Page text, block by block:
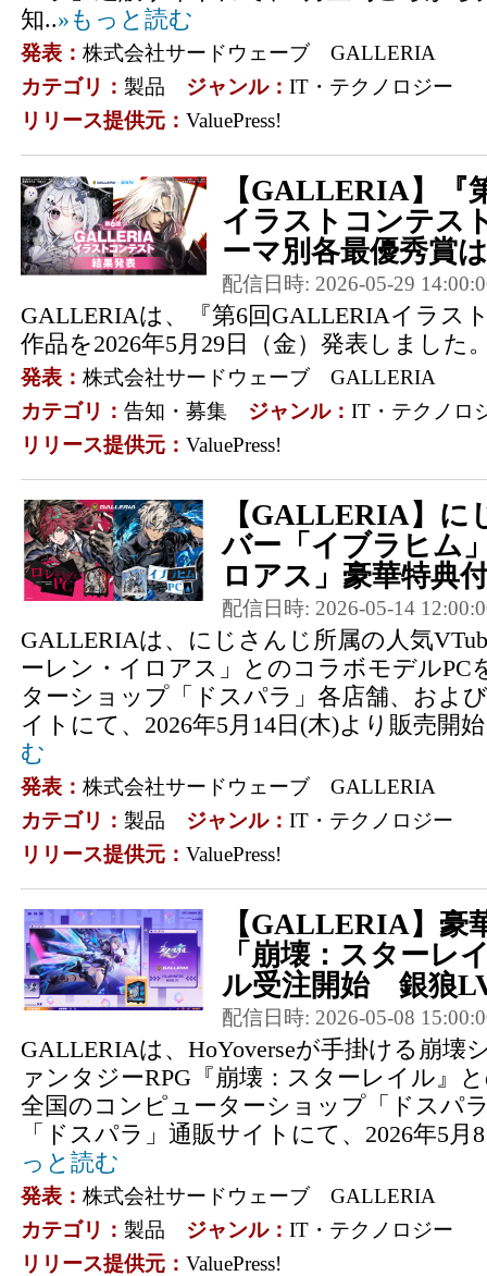
知..»もっと読む
発表： 株式会社サードウェーブ GALLERIA
カテゴリ： 製品 ジャンル： IT・テクノロジー
リリース提供元： ValuePress!
【GALLERIA】
イラストコンテス
ーマ別各最優秀賞
配信日時: 2026-05-29
GALLERIAは、『第6回GALLERIAイラス
作品を2026年5月29日（金）発表しました
発表： 株式会社サードウェーブ GALLERIA
カテゴリ： 告知・募集 ジャンル： IT・テクノロ
リリース提供元： ValuePress!
【GALLERIA】に
バー「イブラヒム
ロアス」豪華特典
配信日時: 2026-05-14
GALLERIAは、にじさんじ所属の人気
ーレン・イロアス」とのコラボモデルPC
ターショップ「ドスパラ」各店舗、およ
イトにて、2026年5月14日(木)より販売開
む
発表： 株式会社サードウェーブ GALLERIA
カテゴリ： 製品 ジャンル： IT・テクノロジー
リリース提供元： ValuePress!
【GALLERIA】豪
「崩壊：スターレ
ル受注開始 銀狼
配信日時: 2026-05-08
GALLERIAは、HoYoverseが手掛ける崩壊
ァンタジーRPG『崩壊：スターレイル』
全国のコンピューターショップ「ドスパ
「ドスパラ」通販サイトにて、2026年5月
っと読む
発表： 株式会社サードウェーブ GALLERIA
カテゴリ： 製品 ジャンル： IT・テクノロジー
リリース提供元： ValuePress!